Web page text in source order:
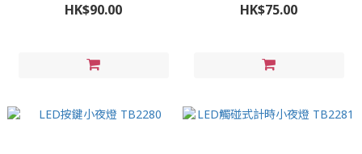
HK$90.00 HK$75.00